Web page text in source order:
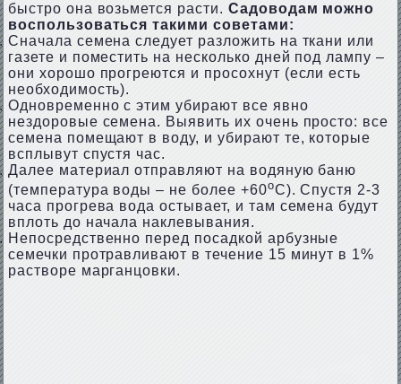
быстро она возьмется расти. Садоводам можно
воспользоваться такими советами:
Сначала семена следует разложить на ткани или
газете и поместить на несколько дней под лампу –
они хорошо прогреются и просохнут (если есть
необходимость).
Одновременно с этим убирают все явно
нездоровые семена. Выявить их очень просто: все
семена помещают в воду, и убирают те, которые
всплывут спустя час.
Далее материал отправляют на водяную баню
(температура воды – не более +60оС). Спустя 2-3
часа прогрева вода остывает, и там семена будут
вплоть до начала наклевывания.
Непосредственно перед посадкой арбузные
семечки протравливают в течение 15 минут в 1%
растворе марганцовки.